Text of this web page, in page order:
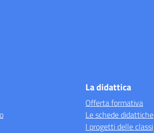
La didattica
Offerta formativa
Le schede didattiche
I progetti delle classi